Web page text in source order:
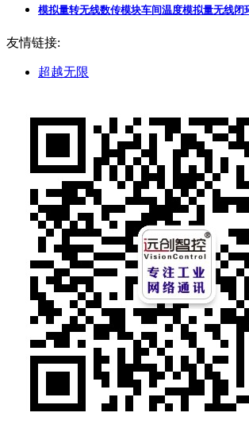
模拟量转无线数传模块车间温度模拟量无线闭
友情链接:
超越无限